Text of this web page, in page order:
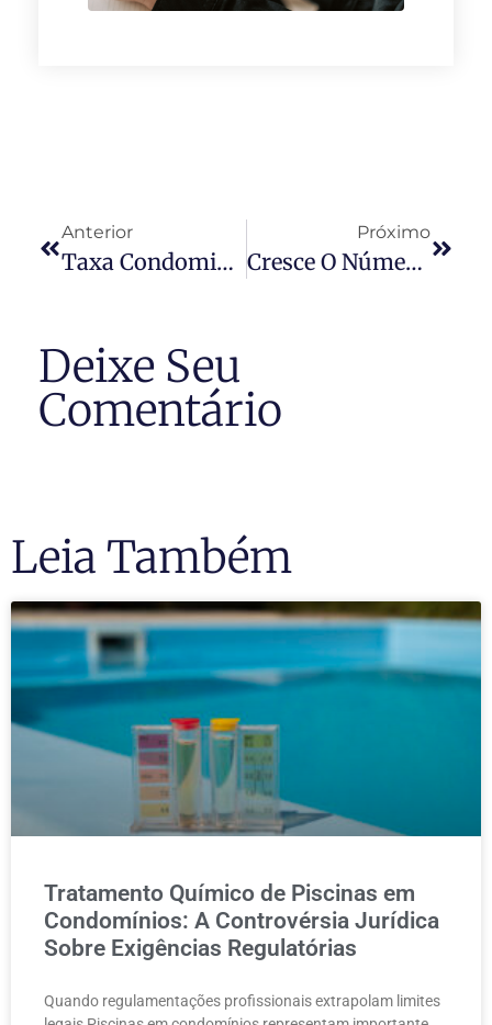
Anterior
Taxa Condominial
Próximo
Cresce O Número De Ações Judiciais Por Atraso Na Entrega De Imóvel
Deixe Seu
Comentário
Leia Também
Tratamento Químico de Piscinas em
Condomínios: A Controvérsia Jurídica
Sobre Exigências Regulatórias
Quando regulamentações profissionais extrapolam limites